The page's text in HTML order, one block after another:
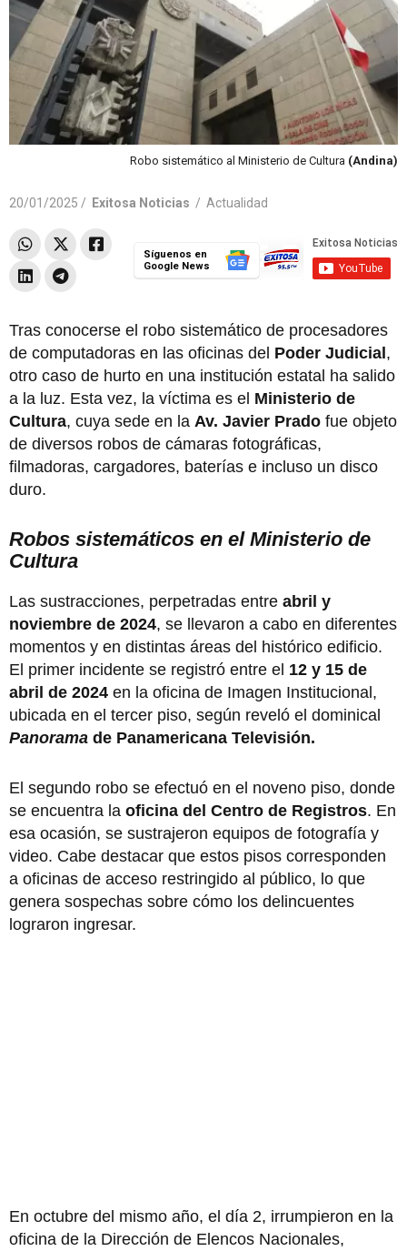
Robo sistemático al Ministerio de Cultura (Andina)
20/01/2025 / Exitosa Noticias / Actualidad
Síguenos en
Google News
Tras conocerse el robo sistemático de procesadores
de computadoras en las oficinas del Poder Judicial,
otro caso de hurto en una institución estatal ha salido
a la luz. Esta vez, la víctima es el Ministerio de
Cultura, cuya sede en la Av. Javier Prado fue objeto
de diversos robos de cámaras fotográficas,
filmadoras, cargadores, baterías e incluso un disco
duro.
Robos sistemáticos en el Ministerio de
Cultura
Las sustracciones, perpetradas entre abril y
noviembre de 2024, se llevaron a cabo en diferentes
momentos y en distintas áreas del histórico edificio.
El primer incidente se registró entre el 12 y 15 de
abril de 2024 en la oficina de Imagen Institucional,
ubicada en el tercer piso, según reveló el dominical
Panorama de Panamericana Televisión.
El segundo robo se efectuó en el noveno piso, donde
se encuentra la oficina del Centro de Registros. En
esa ocasión, se sustrajeron equipos de fotografía y
video. Cabe destacar que estos pisos corresponden
a oficinas de acceso restringido al público, lo que
genera sospechas sobre cómo los delincuentes
lograron ingresar.
En octubre del mismo año, el día 2, irrumpieron en la
oficina de la Dirección de Elencos Nacionales,